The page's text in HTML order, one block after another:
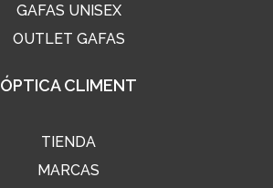
GAFAS UNISEX
OUTLET GAFAS
ÓPTICA CLIMENT
TIENDA
MARCAS